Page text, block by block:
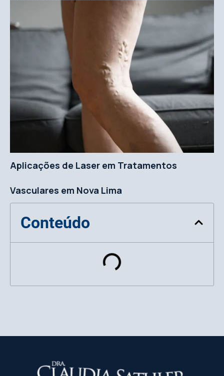
Aplicações de Laser em Tratamentos
Vasculares em Nova Lima
Conteúdo